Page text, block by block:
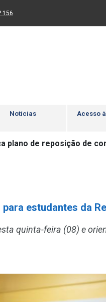
para rodapé
para um novo sítio)
156
Notícias Acesso
plano de reposição de
estudantes da
quinta-feira (08) e